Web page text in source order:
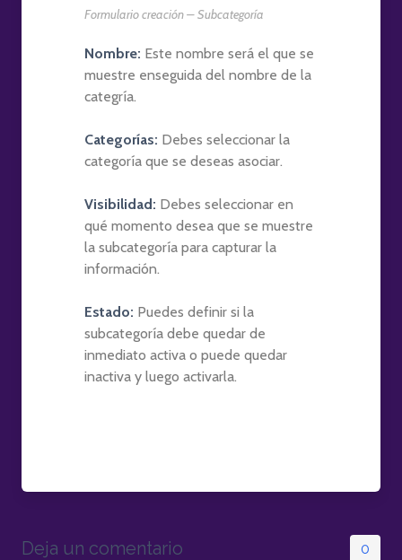
Formulario creación – Subcategoría
Nombre: Este nombre será el que se
muestre enseguida del nombre de la
categría.
Categorías: Debes seleccionar la
categoría que se deseas asociar.
Visibilidad: Debes seleccionar en
qué momento desea que se muestre
la subcategoría para capturar la
información.
Estado: Puedes definir si la
subcategoría debe quedar de
inmediato activa o puede quedar
inactiva y luego activarla.
Deja un comentario 0